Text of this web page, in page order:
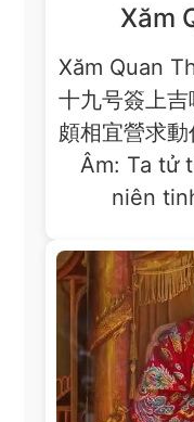
Xăm
Xăm Quan
十九号簽上
頗相宜營求
Âm: Ta tử
niên